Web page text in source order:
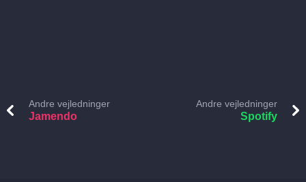
Andre vejledninger
Jamendo
Andre vejledninger
Spotify